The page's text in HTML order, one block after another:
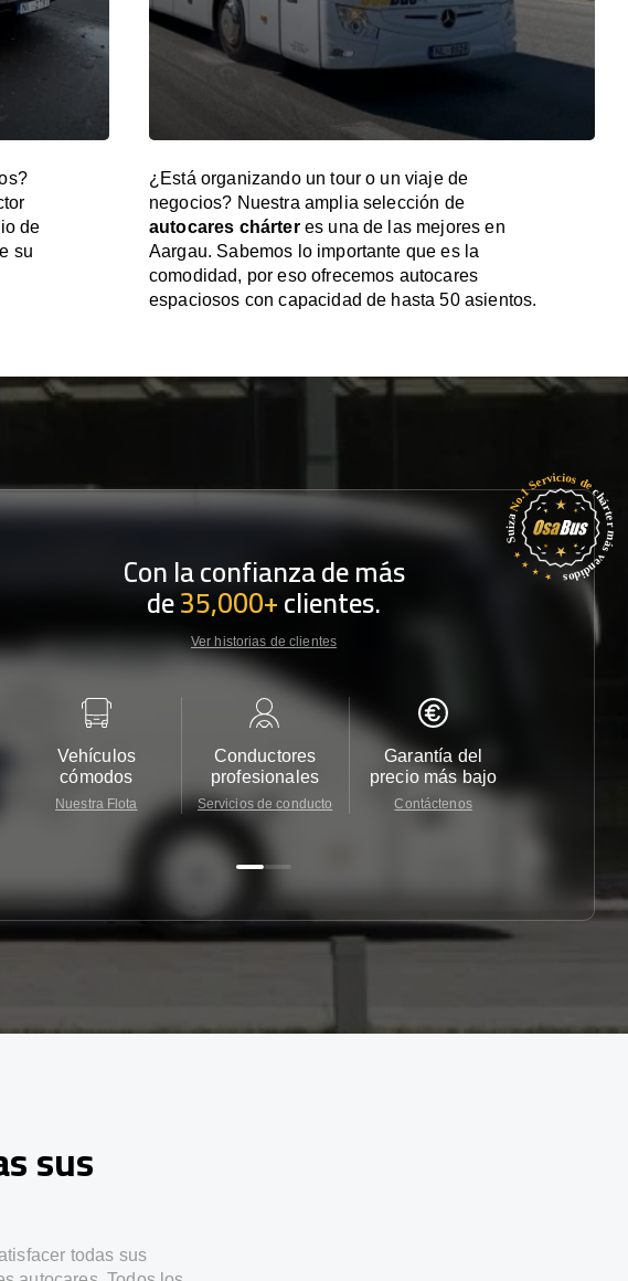
de
su
¿Está organizando un tour o un viaje de
negocios? Nuestra amplia selección de
autocares chárteres una de las mejores en
Aargau. Sabemos lo importante que es la
comodidad, por eso ofrecemos autocares
espaciosos con capacidad de hasta 50 asientos.
Con la confianza de más
de35,000+clientes.
Ver historias de clientes
Vehículos
cómodos
Nuestra Flota
Conductores
profesionales
Servicios de conducto
Garantía del
precio más bajo
Contáctenos
sus
todas sus